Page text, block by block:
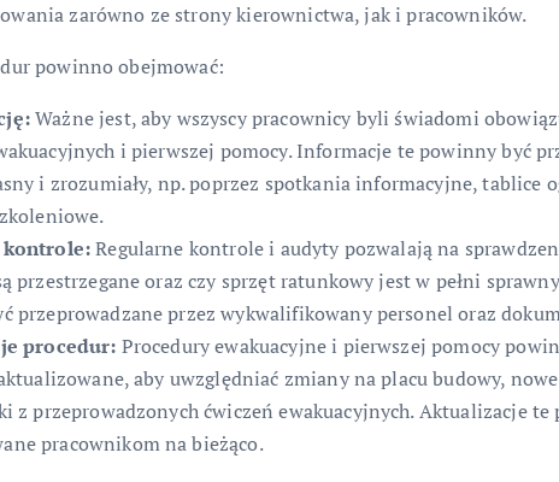
zarówno ze strony kierownictwa, jak i pracowników.
powinno obejmować:
Ważne jest, aby wszyscy pracownicy byli świadomi
i pierwszej pomocy. Informacje te powinny być
i zrozumiały, np. poprzez spotkania informacyjne, tablice
kontrole:Regularne kontrole i audyty pozwalają na
przestrzegane oraz czy sprzęt ratunkowy jest w pełni
przeprowadzane przez wykwalifikowany personel oraz
procedur: Procedury ewakuacyjne i pierwszej pomocy
aby uwzględniać zmiany na placu budowy,
z przeprowadzonych ćwiczeń ewakuacyjnych. Aktualizacje te
pracownikom na bieżąco.